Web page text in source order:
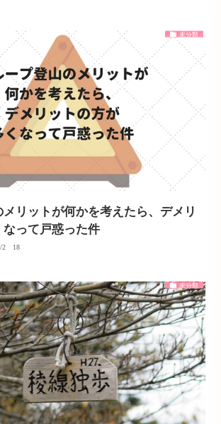
未分類
リットが何かを考えたら、デメリ
なって戸惑った件
2018
未分類